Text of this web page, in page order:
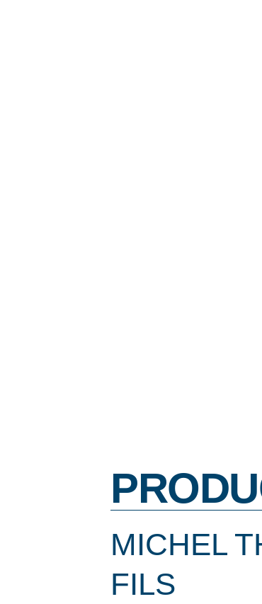
MICHEL
FILS